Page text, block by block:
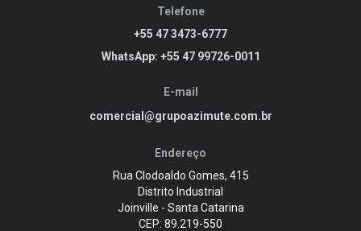
Telefone
+55 47 3473-6777
WhatsApp: +55 47 99726-0011
E-mail
comercial@grupoazimute.com.br
Endereço
Rua Clodoaldo Gomes, 415
Distrito Industrial
Joinville - Santa Catarina
CEP: 89.219-550